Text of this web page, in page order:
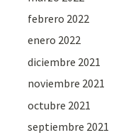
febrero 2022
enero 2022
diciembre 2021
noviembre 2021
octubre 2021
septiembre 2021